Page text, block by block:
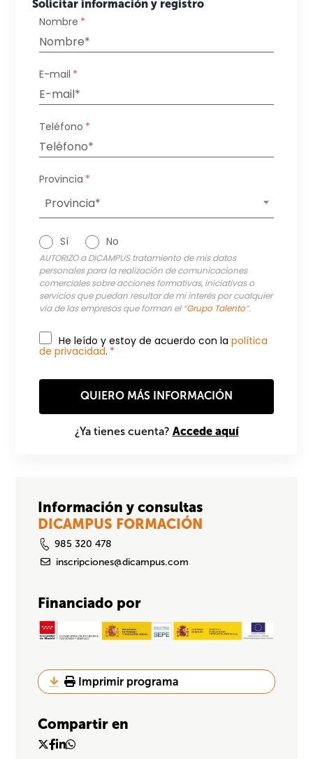
Solicitar información y registro
Nombre *
E-mail *
Teléfono *
Provincia *
Provincia*
Sí No
AUTORIZO a DICAMPUS tratamiento de mis datos
personales para la realización de comunicaciones
comerciales sobre acciones formativas, iniciativas o
servicios que puedan resultar de mi interés por cualquier
vía de las empresas que forman el “Grupo Talento”.
He leído y estoy de acuerdo con lapolítica
de privacidad. *
¿Ya tienes cuenta? Accede aquí
Información y consultas
DICAMPUS FORMACIÓN
985 320 478
inscripciones@dicampus.com
Financiado por
Imprimir programa
Compartir en